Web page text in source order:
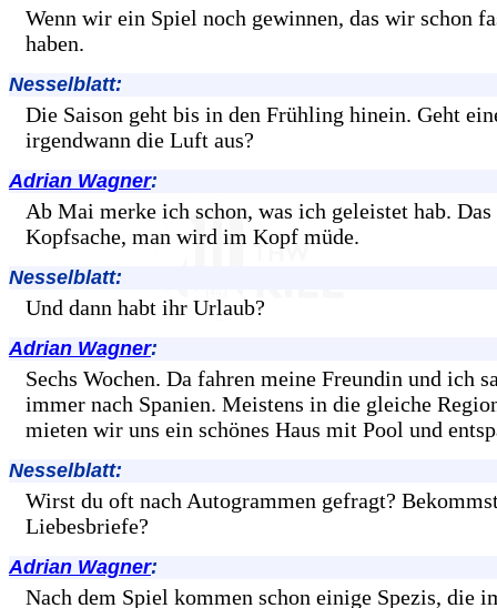
Wenn wir ein Spiel noch gewinnen, das wir schon
haben.
Nesselblatt:
Die Saison geht bis in den Frühling hinein. Geht
irgendwann die Luft aus?
Adrian Wagner:
Ab Mai merke ich schon, was ich geleistet hab.
Kopfsache, man wird im Kopf müde.
Nesselblatt:
Und dann habt ihr Urlaub?
Adrian Wagner:
Sechs Wochen. Da fahren meine Freundin und ich
immer nach Spanien. Meistens in die gleiche
mieten wir uns ein schönes Haus mit Pool und
Nesselblatt:
Wirst du oft nach Autogrammen gefragt?
Liebesbriefe?
Adrian Wagner:
Nach dem Spiel kommen schon einige Spezis, die